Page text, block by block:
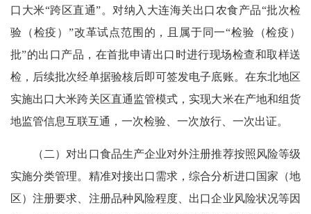
口大米“跨区直通”。对纳入大连海关出口农食产品“批次检
验（检疫）”改革试点范围的，且属于同一“检验（检疫）
批”的出口产品，在首批申请出口时进行现场检查和取样送
检，后续批次经单据验核后即可签发电子底账。在东北地区
实施出口大米跨关区直通监管模式，实现大米在产地和组货
地监管信息互联互通，一次检验、一次放行、一次出证。
（二）对出口食品生产企业对外注册推荐按照风险等级
实施分类管理。精准对接出口需求，综合分析进口国家（地
区）注册要求、注册品种风险程度、出口企业风险状况等因